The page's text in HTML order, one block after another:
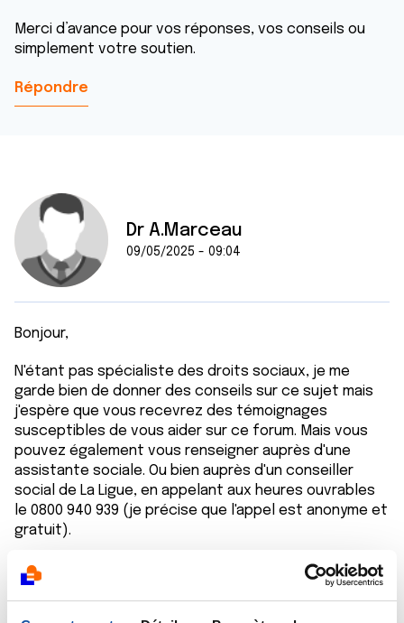
Merci d’avance pour vos réponses, vos conseils ou
simplement votre soutien.
Répondre
Dr A.Marceau
09/05/2025 - 09:04
Bonjour,
N'étant pas spécialiste des droits sociaux, je me
garde bien de donner des conseils sur ce sujet mais
j'espère que vous recevrez des témoignages
susceptibles de vous aider sur ce forum. Mais vous
pouvez également vous renseigner auprès d'une
assistante sociale. Ou bien auprès d'un conseiller
social de La Ligue, en appelant aux heures ouvrables
le 0800 940 939 (je précise que l'appel est anonyme et
gratuit).
Cordialement
Dr Marceau